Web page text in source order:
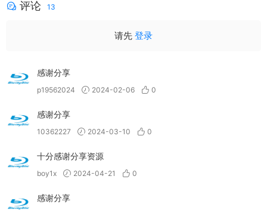
评论 13
请先 登录
感谢分享
p19562024 2024-02-06 0
感谢分享
10362227 2024-03-10 0
十分感谢分享资源
boy1x 2024-04-21 0
感谢分享